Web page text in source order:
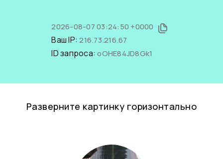
2026-08-07 03:24:50 +0000
Ваш IP:216.73.216.67
ID запроса:oOHE84JD8Gk1
Разверните картинку горизонтально